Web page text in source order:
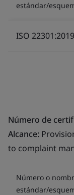
estándar/
ISO 22301:2019
Número de
Alcance:
to complaint
Número o
estándar/